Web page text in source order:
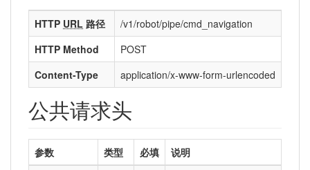
HTTP URL 路径
/v1/robot/pipe/cmd_navigation
HTTP Method
POST
Content-Type
application/x-www-form-urlencoded
公共请求头
参数 类型 必填
说明